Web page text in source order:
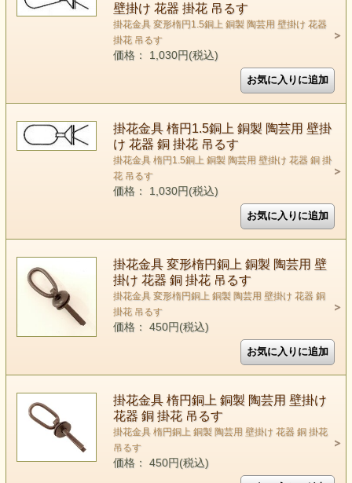
壁掛け 花器 掛花 吊るす
掛花金具 変形楕円1.5銅上 銅製 陶芸用 壁掛け 花器
掛花 吊るす
価格： 1,030円(税込)
掛花金具 楕円1.5銅上 銅製 陶芸用 壁掛
け 花器 銅 掛花 吊るす
掛花金具 楕円1.5銅上 銅製 陶芸用 壁掛け 花器 銅 掛
花 吊るす
価格： 1,030円(税込)
掛花金具 変形楕円銅上 銅製 陶芸用 壁
掛け 花器 銅 掛花 吊るす
掛花金具 変形楕円銅上 銅製 陶芸用 壁掛け 花器 銅
掛花 吊るす
価格： 450円(税込)
掛花金具 楕円銅上 銅製 陶芸用 壁掛け
花器 銅 掛花 吊るす
掛花金具 楕円銅上 銅製 陶芸用 壁掛け 花器 銅 掛花
吊るす
価格： 450円(税込)